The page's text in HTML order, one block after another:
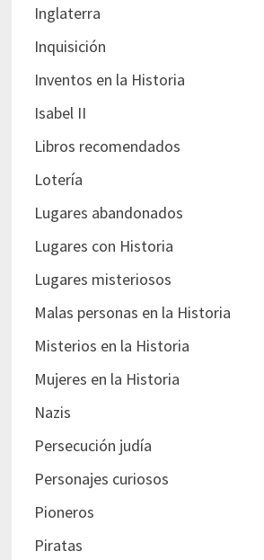
Inglaterra
Inquisición
Inventos en la Historia
Isabel II
Libros recomendados
Lotería
Lugares abandonados
Lugares con Historia
Lugares misteriosos
Malas personas en la Historia
Misterios en la Historia
Mujeres en la Historia
Nazis
Persecución judía
Personajes curiosos
Pioneros
Piratas